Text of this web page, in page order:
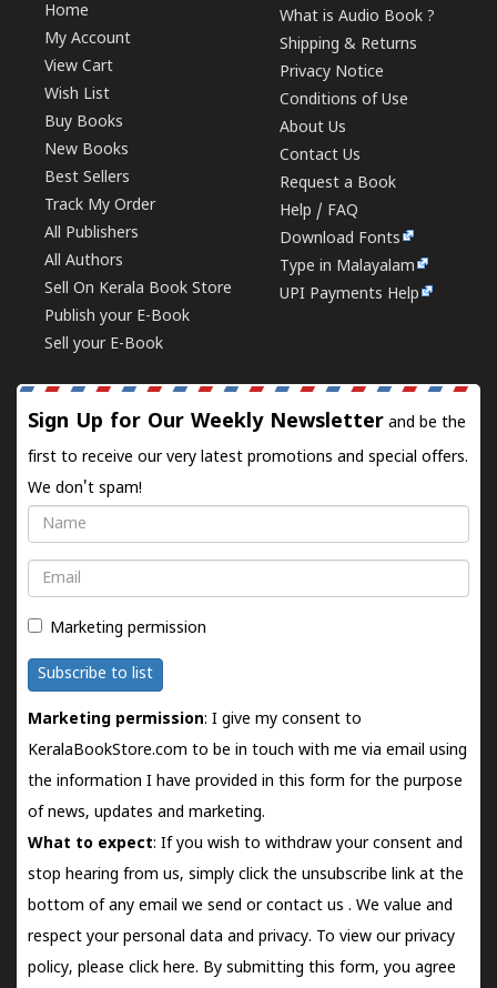
Home
My Account
View Cart
Wish List
Buy Books
New Books
Best Sellers
Track My Order
All Publishers
All Authors
Sell On Kerala Book Store
Publish your E-Book
Sell your E-Book
What is Audio Book ?
Shipping & Returns
Privacy Notice
Conditions of Use
About Us
Contact Us
Request a Book
Help / FAQ
Download Fonts
Type in Malayalam
UPI Payments Help
Sign Up for Our Weekly Newsletter and be the
first to receive our very latest promotions and special offers.
We don't spam!
Name
Email
Marketing permission
Subscribe to list
Marketing permission: I give my consent to
KeralaBookStore.com to be in touch with me via email using
the information I have provided in this form for the purpose
of news, updates and marketing.
What to expect: If you wish to withdraw your consent and
stop hearing from us, simply click the unsubscribe link at the
bottom of any email we send orcontact us . We value and
respect your personal data and privacy. To view our privacy
policy, please click here. By submitting this form, you agree